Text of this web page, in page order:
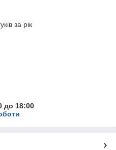
за рік
до 18:00